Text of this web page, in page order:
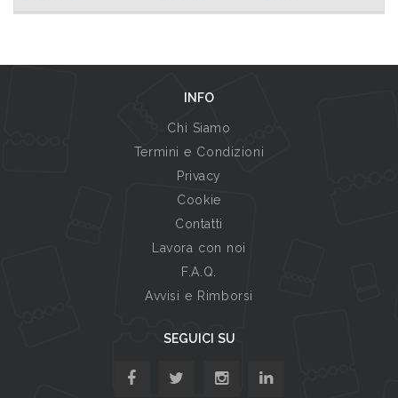
INFO
Chi Siamo
Termini e Condizioni
Privacy
Cookie
Contatti
Lavora con noi
F.A.Q.
Avvisi e Rimborsi
SEGUICI SU